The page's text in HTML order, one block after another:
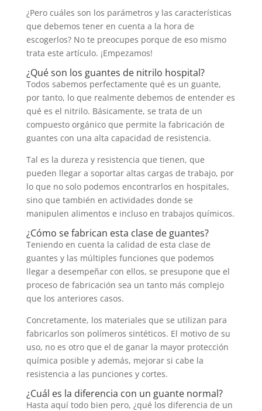
¿Pero cuáles son los parámetros y las características
que debemos tener en cuenta a la hora de
escogerlos? No te preocupes porque de eso mismo
trata este artículo. ¡Empezamos!
¿Qué son los guantes de nitrilo hospital?
Todos sabemos perfectamente qué es un guante,
por tanto, lo que realmente debemos de entender es
qué es el nitrilo. Básicamente, se trata de un
compuesto orgánico que permite la fabricación de
guantes con una alta capacidad de resistencia.
Tal es la dureza y resistencia que tienen, que
pueden llegar a soportar altas cargas de trabajo, por
lo que no solo podemos encontrarlos en hospitales,
sino que también en actividades donde se
manipulen alimentos e incluso en trabajos químicos.
¿Cómo se fabrican esta clase de guantes?
Teniendo en cuenta la calidad de esta clase de
guantes y las múltiples funciones que podemos
llegar a desempeñar con ellos, se presupone que el
proceso de fabricación sea un tanto más complejo
que los anteriores casos.
Concretamente, los materiales que se utilizan para
fabricarlos son polímeros sintéticos. El motivo de su
uso, no es otro que el de ganar la mayor protección
química posible y además, mejorar si cabe la
resistencia a las punciones y cortes.
¿Cuál es la diferencia con un guante normal?
Hasta aquí todo bien pero, ¿qué los diferencia de un